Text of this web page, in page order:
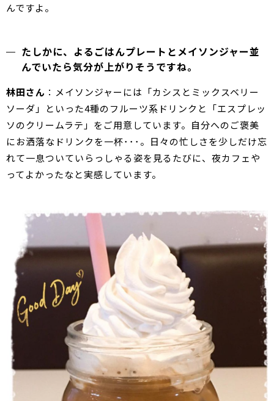
んですよ。
たしかに、よるごはんプレートとメイソンジャー並
んでいたら気分が上がりそうですね。
林田さん ：メイソンジャーには「カシスとミックスベリー
ソーダ」といった4種のフルーツ系ドリンクと「エスプレッ
ソのクリームラテ」をご用意しています。自分へのご褒美
にお洒落なドリンクを一杯･･･。日々の忙しさを少しだけ忘
れて一息ついていらっしゃる姿を見るたびに、夜カフェや
ってよかったなと実感しています。